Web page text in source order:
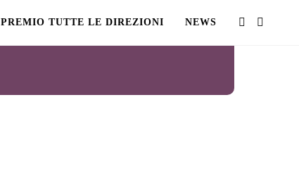
PREMIO TUTTE LE DIREZIONI NEWS